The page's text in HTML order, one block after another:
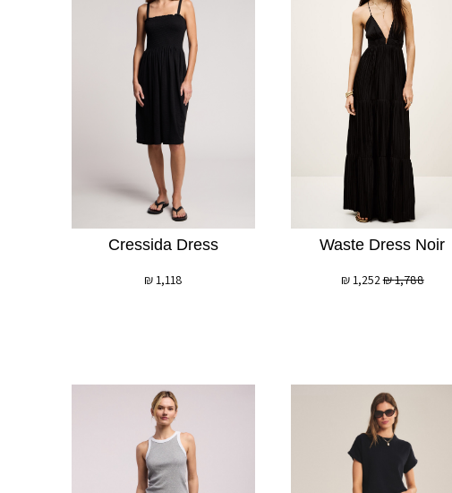
Waste Dress Noir
1,788
₪
1,252
₪
Cressida Dress
1,118
₪